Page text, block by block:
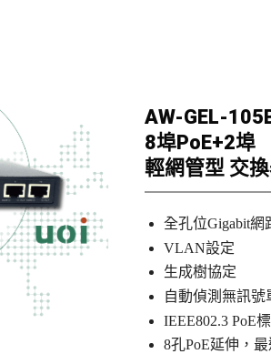
AW-GEL-
8埠PoE+2埠
輕網管型 交
全孔位Gigabit網
VLAN設定
生成樹協定
自動偵測無訊號
IEEE802.3 PoE
8孔PoE延伸，